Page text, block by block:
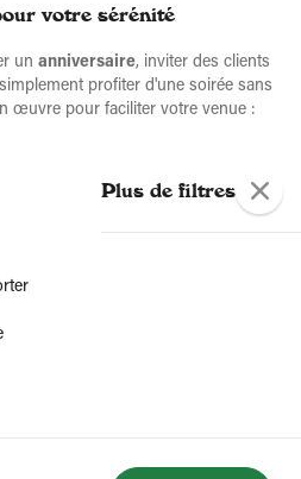
Plus de filtres
votre sérénité
un anniversaire, inviter des clients
profiter d'une soirée sans
œuvre pour faciliter votre venue :
situés à proximité immédiate des
salles spacieuses pour lesréceptions
de la
and Collect
de vous faire découvrir une